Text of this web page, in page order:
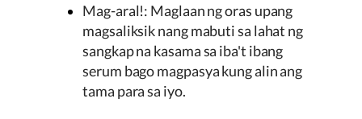
Mag-aral!: Maglaan ng oras upang
magsaliksik nang mabuti sa lahat ng
sangkap na kasama sa iba't ibang
serum bago magpasya kung alin ang
tama para sa iyo.